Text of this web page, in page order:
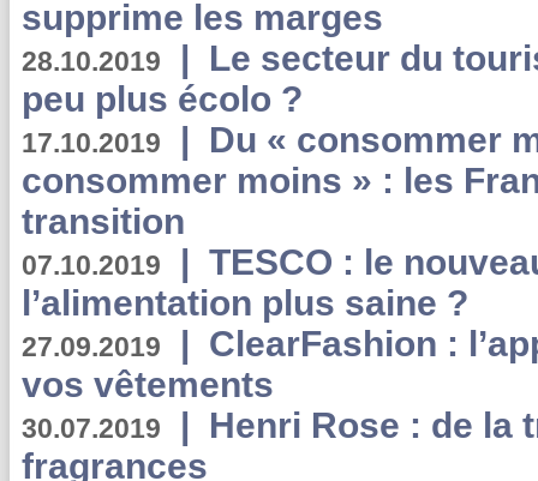
supprime les marges
28.10.2019 | Le secteur du
peu plus écolo ?
17.10.2019 | Du « consommer
consommer moins » : les
transition
07.10.2019 | TESCO : le
l’alimentation plus saine ?
27.09.2019 | ClearFashion :
vos vêtements
30.07.2019 | Henri Rose : de la
fragrances